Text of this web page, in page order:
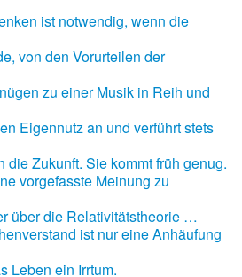
ist notwendig, wenn die
von den Vorurteilen der
zu einer Musik in Reih und
Eigennutz an und verführt stets
die Zukunft. Sie kommt früh genug.
vorgefasste Meinung zu
über die Relativitätstheorie …
ist nur eine Anhäufung
Leben ein Irrtum.